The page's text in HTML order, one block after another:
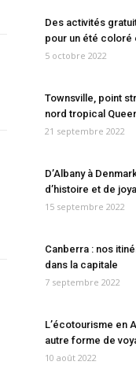
Des activités
pour un été coloré
5 octobre 2022
Townsville, point
nord tropical
21 septembre 2022
D’Albany à
d’histoire et de
15 septembre 2022
Canberra : nos
dans la capitale
7 septembre 2022
L’écotourisme en
autre forme de
10 août 2022